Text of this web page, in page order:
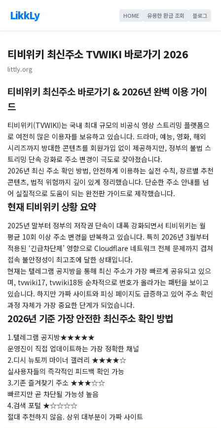
LikkLy HOME 유용한 환급 조회 블로그
티비위키 최신주소 TVWIKI 바로가기 2026
littly.org
티비위키 최신주소 바로가기 & 2026년 완벽 이용 가이
드
티비위키(TVWIKI)는 국내 최대 규모의 비공식 영상 스트리밍 플랫폼으
로 여전히 많은 이용자를 보유하고 있습니다. 드라마, 예능, 영화, 해외
시리즈까지 방대한 콘텐츠를 회원가입 없이 제공하지만, 정부의 불법 스
트리밍 단속 강화로 주소 변경이 극도로 잦아졌습니다.
​2026년 최신 주소 확인 방법, 안전하게 이용하는 실전 수칙, 장르별 추천
콘텐츠, 법적 위험까지 깊이 있게 정리했습니다. 단순한 주소 안내를 넘
어 실질적으로 도움이 되는 완전판 가이드로 제작했습니다.
현재 티비위키 상황 요약
2025년 말부터 정부의 저작권 단속이 대폭 강화되면서 티비위키는 월
평균 10회 이상 주소 변경을 반복하고 있습니다. 특히 2026년 3월부터
적용된 ‘긴급차단제’ 영향으로 Cloudflare 네트워크 전체 문제까지 겹쳐
접속 불안정성이 최고조에 달한 상태입니다.
현재는 텔레그램 공지방을 통해 최신 주소가 가장 빠르게 공유되고 있으
며, tvwiki17, tvwiki18등 순차적으로 번호가 올라가는 패턴을 보이고
있습니다. 하지만 가짜 사이트와 피싱 페이지도 급증하고 있어 주소 확인
과정 자체가 가장 중요한 단계가 되었습니다.
2026년 기준 가장 안전한 최신주소 확인 방법
1.텔레그램 공지방★★★★★
운영진이 직접 업데이트하는 가장 정확한 채널
2.디시 뉴토끼 마이너 갤러리 ★★★★☆
실사용자들의 즉각적인 피드백 확인 가능
3.기존 즐겨찾기 주소 ★★★☆☆
빠르지만 곧 차단될 가능성 높음
4.검색 포털 ★☆☆☆☆
절대 추천하지 않음. 상위 대부분이 가짜 사이트